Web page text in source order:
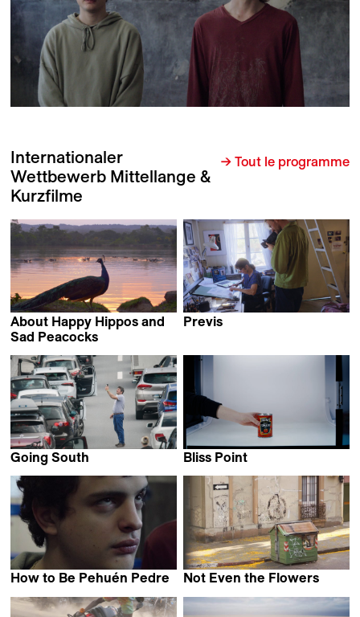
Internationaler
Wettbewerb Mittellange &
Kurzfilme
→ Tout le programme
About Happy Hippos and
Sad Peacocks
Elkin Calderón Guevara
Previs
Going South
Bliss Point
How to Be Pehuén Pedre
Not Even the Flowers